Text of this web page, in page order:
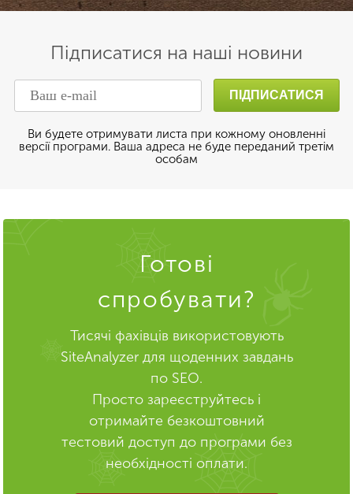
Підписатися на наші новини
Ви будете отримувати листа при кожному оновленні
версії програми. Ваша адреса не буде переданий третім
особам
Готові
спробувати?
Тисячі фахівців використовують
SiteAnalyzer для щоденних завдань
по SEO.
Просто зареєструйтесь і
отримайте безкоштовний
тестовий доступ до програми без
необхідності оплати.